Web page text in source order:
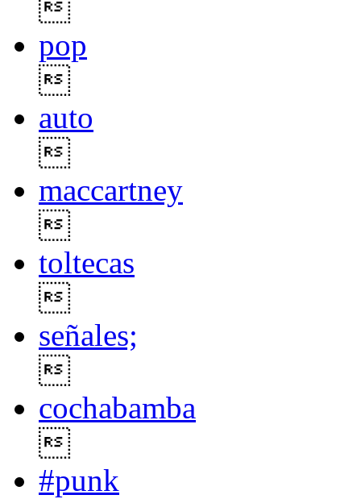
pop
auto
maccartney
toltecas
señales;
cochabamba
#punk